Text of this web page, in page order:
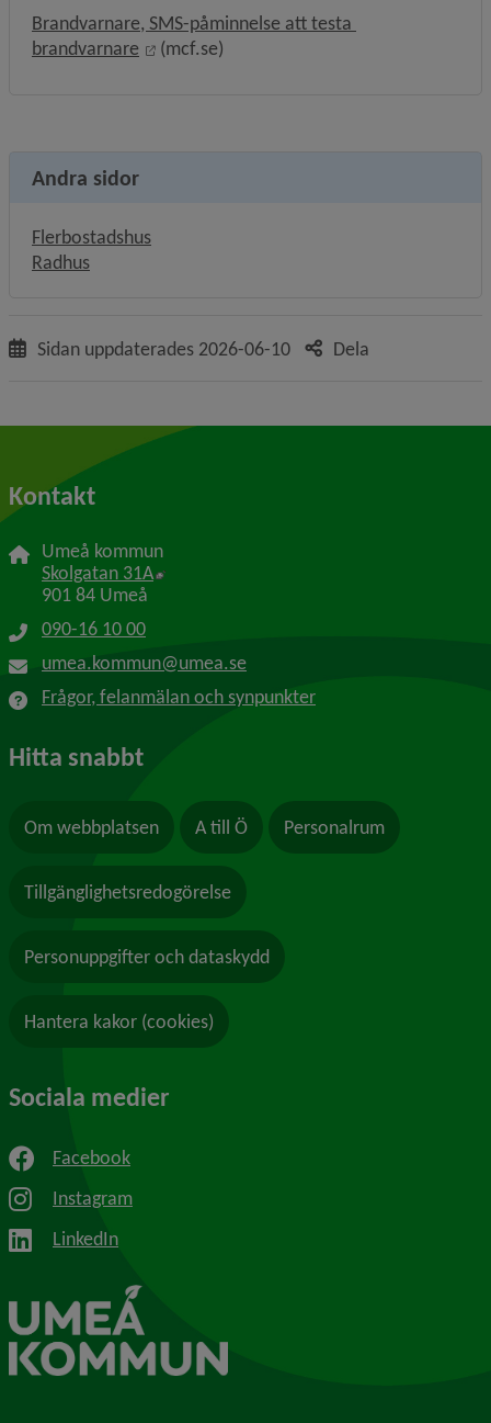
Brandvarnare, SMS-påminnelse att testa
brandvarnare
Länk till annan webbplats, öppnas i nytt
(mcf.se)
Andra sidor
Flerbostadshus
Radhus
Sidan uppdaterades 2026-06-10 Dela
Kontakt
Umeå kommun
Skolgatan 31A Länk till annan webbplats, öppnas i nytt
901 84 Umeå
090-16 10 00
umea.kommun@umea.se
Frågor, felanmälan och synpunkter
Hitta snabbt
Om webbplatsen A till Ö Personalrum
Tillgänglighetsredogörelse
Personuppgifter och dataskydd
Hantera kakor (cookies)
Sociala medier
Facebook
Instagram
LinkedIn